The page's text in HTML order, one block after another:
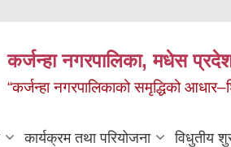
कर्जन्हा नगरपालिका, मधेस
“कर्जन्हा नगरपालिकाको समृद्धिको
कार्यक्रम तथा परियोजना विधुतीय